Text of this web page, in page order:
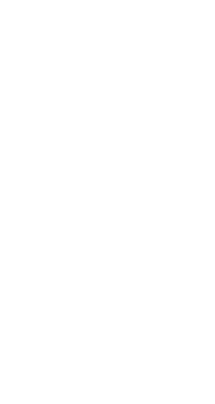
Buruh Bangunan Sepi,